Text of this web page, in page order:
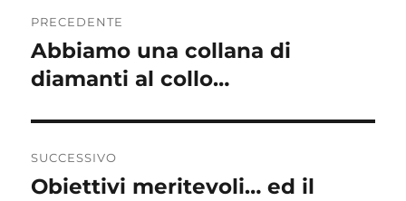
articoli
PRECEDENTE
Articolo
precedente:
Abbiamo una collana di
diamanti al collo…
SUCCESSIVO
Articolo
Obiettivi meritevoli… ed il